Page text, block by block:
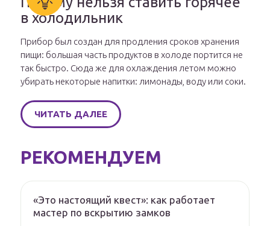
в холодильник
Прибор был создан для продления сроков хранения
пищи: большая часть продуктов в холоде портится не
так быстро. Сюда же для охлаждения летом можно
убирать некоторые напитки: лимонады, воду или соки.
ЧИТАТЬ ДАЛЕЕ
РЕКОМЕНДУЕМ
«Это настоящий квест»: как работает
мастер по вскрытию замков